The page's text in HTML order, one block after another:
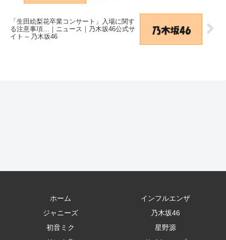
「生田絵梨花卒業コンサート」入場に関す
る注意事項…｜ニュース｜乃木坂46公式サ
イト – 乃木坂46
ホーム
インフルエンザ
ジャニーズ
乃木坂46
初音ミク
星野源